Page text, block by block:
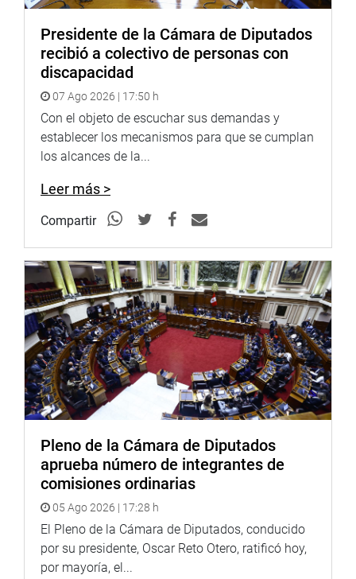
asimismo, el séptimo Concurso Nacional Los Negritos de
Huánuco que se efectuará el domingo 13 de agosto en el
Coliseo Internacional Puno en horas de la tarde.
El mismo día, en horas de la mañana, será el lanzamiento
oficial de los festejos de aniversario que se desarrollará
en la explanada del Ministerio de Cultura con la
participación de cientos de comparsas de Negritos como
la Cofradia Los Brillantes de Matacancha, Negritos de
Miraflores y Negritos Huamalíes.
“HUÁNUCO Y SUS ENCANTOS”
Retratando toda la diversidad paisajista y costumbrista
de Huánuco, los fotógrafos Teo Torres, Gregorio Zúñiga,
Federico Obregón, Jhefersson Agüero, Lalo Salcedo, Yosip
Yauyo y Elmer Rivera exponen sus trabajos en la Sala
Luna Pizarro.
Al acto de inauguración asistieron también los
legisladores Wilbert Rozas y Humberto Morales Ramírez,
del Frente Amplio.
La laguna de los espejos, Iglesia de San Sebastián, las
Manos Cruzadas de Kotosh, el Señor de Burgos, Pallas y
Negritos de Huánuco han quedado impregnados en la
muestra fotográfica denominada ‘Huánuco y sus
encantos’ y que el público podrá visitar durante la
presente semana. (EPA) 07-08-17
Presidente de la Cámara de Diputados
recibió a colectivo de personas con
discapacidad
07 Ago 2026 | 17:50 h
Con el objeto de escuchar sus demandas y
establecer los mecanismos para que se cumplan
los alcances de la...
Leer más >
Compartir
Pleno de la Cámara de Diputados
aprueba número de integrantes de
comisiones ordinarias
05 Ago 2026 | 17:28 h
El Pleno de la Cámara de Diputados, conducido
por su presidente, Oscar Reto Otero, ratificó hoy,
por mayoría, el...